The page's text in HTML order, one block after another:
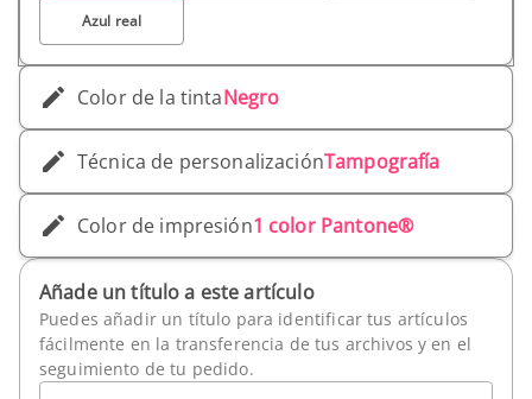
Azul real
Color de la tintaNegro
Técnica de personalizaciónTampografía
Color de impresión1 color Pantone®
Añade un título a este artículo
Puedes añadir un título para identificar tus artículos
fácilmente en la transferencia de tus archivos y en el
seguimiento de tu pedido.